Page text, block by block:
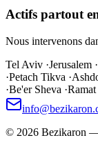
Actifs partout
Nous intervenons
Tel Aviv ·Jerusalem ·
·Petach Tikva ·
·Be'er Sheva ·
© 2026 Bezikaron